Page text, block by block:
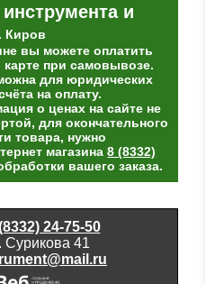
инструмента и
Киров
вы можете оплатить
при самовывозе.
для юридических
на оплату.
о ценах на сайте не
для окончательного
товара, нужно
магазина8 (8332)
вашего заказа.
24-75-50
Сурикова 41